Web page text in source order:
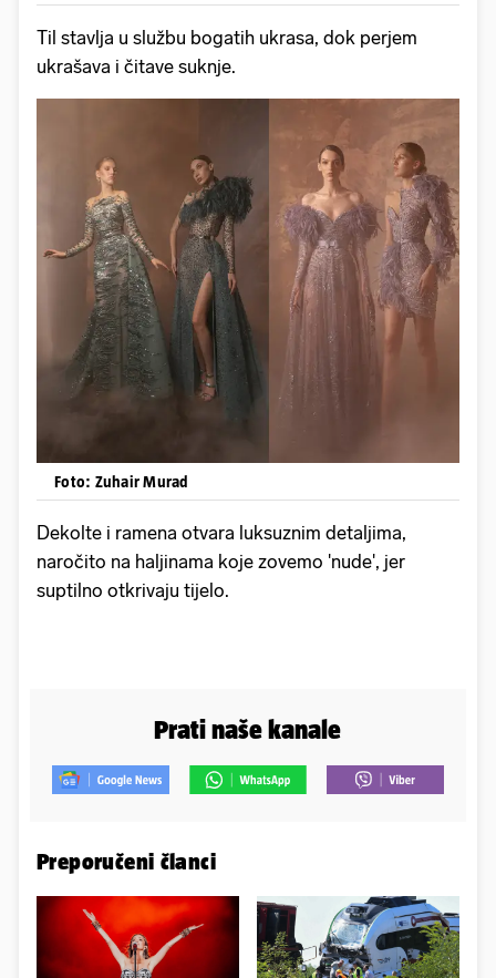
Til stavlja u službu bogatih ukrasa, dok perjem
ukrašava i čitave suknje.
Foto: Zuhair Murad
Dekolte i ramena otvara luksuznim detaljima,
naročito na haljinama koje zovemo 'nude', jer
suptilno otkrivaju tijelo.
Prati naše kanale
Preporučeni članci